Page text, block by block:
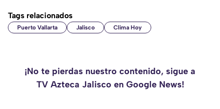
Tags relacionados
Puerto Vallarta Jalisco Clima Hoy
¡No te pierdas nuestro contenido, sigue a
TV Azteca Jalisco en Google News!